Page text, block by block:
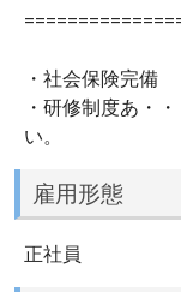
・社会保険完備
・研修制度あ・
い。
雇用形態
正社員